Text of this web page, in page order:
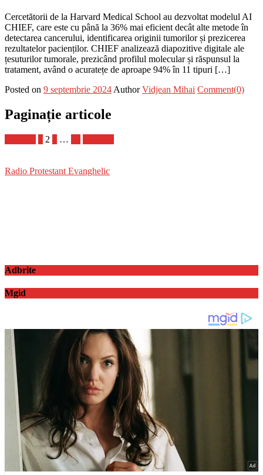
Cercetătorii de la Harvard Medical School au dezvoltat modelul AI
CHIEF, care este cu până la 36% mai eficient decât alte metode în
detectarea cancerului, identificarea originii tumorilor și prezicerea
rezultatelor pacienților. CHIEF analizează diapozitive digitale ale
țesuturilor tumorale, prezicând profilul molecular și răspunsul la
tratament, având o acuratețe de aproape 94% în 11 tipuri […]
Posted on 9 septembrie 2024 Author Vidjean Mihai Comment(0)
Paginație articole
2 …
Radio Protestant Evanghelic
Adbrite
Mgid